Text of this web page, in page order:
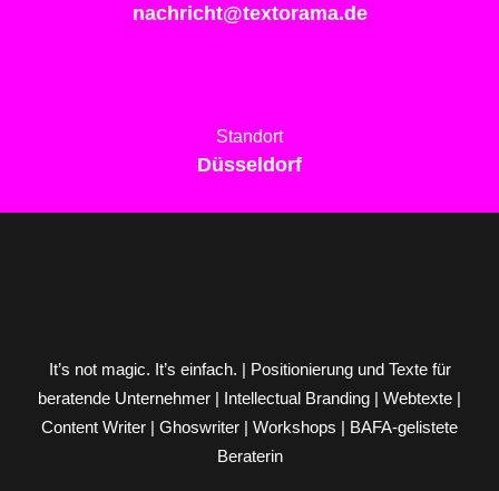
nachricht@textorama.de
Standort
Düsseldorf
It’s not magic. It’s einfach. | Positionierung und Texte für
beratende Unternehmer | Intellectual Branding | Webtexte |
Content Writer | Ghoswriter | Workshops | BAFA-gelistete
Beraterin